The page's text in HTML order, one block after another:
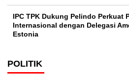
IPC TPK Dukung Pelindo Perkuat
Internasional dengan Delegasi
Estonia
POLITIK